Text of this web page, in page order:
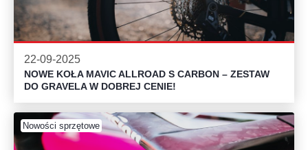
22-09-2025
NOWE KOŁA MAVIC ALLROAD S CARBON – ZESTAW
DO GRAVELA W DOBREJ CENIE!
Nowości sprzętowe